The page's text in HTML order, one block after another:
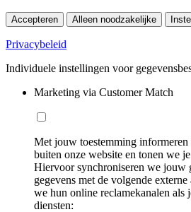
Accepteren Alleen noodzakelijke
Privacybeleid
Individuele instellingen voor
Marketing via Customer Match
Met jouw toestemming
buiten onze website en tonen we
Hiervoor synchroniseren we jouw
gegevens met de volgende
we hun online reclamekanalen als
diensten: